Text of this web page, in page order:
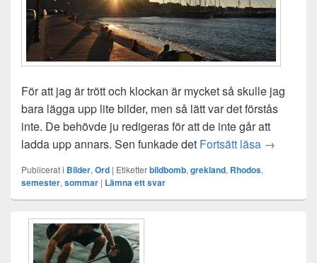
För att jag är trött och klockan är mycket så skulle jag
bara lägga upp lite bilder, men så lätt var det förstås
inte. De behövde ju redigeras för att de inte går att
ladda upp annars. Sen funkade det Fortsätt läsa Bildbomb
→
Publicerat i Bilder,Ord | Etiketterbildbomb,grekland, Rhodos,
semester,sommar | Lämna ett svar
Primära
sidofältet
Widget
område